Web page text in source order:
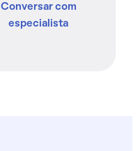
Conversar com
especialista